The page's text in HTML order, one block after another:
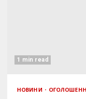
1 min read
НОВИНИ